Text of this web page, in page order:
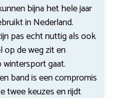
bijna het hele jaar
in Nederland.
pas echt nuttig als ook
op de weg zit en
gaat.
band is een compromis
twee keuzes en rijdt